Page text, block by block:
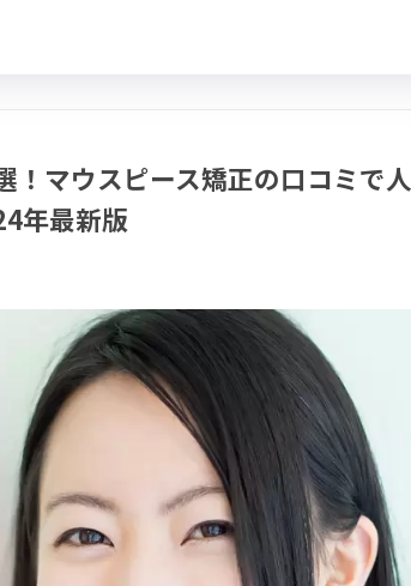
マウスピース矯正の口コミで人
年最新版